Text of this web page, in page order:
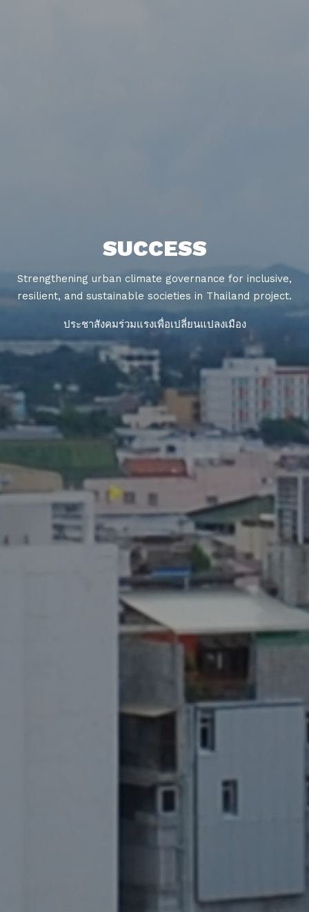
SUCCESS
Strengthening urban climate governance for inclusive,
resilient, and sustainable societies in Thailand project.
ประชาสังคมร่วมแรงเพื่อเปลี่ยนแปลงเมือง